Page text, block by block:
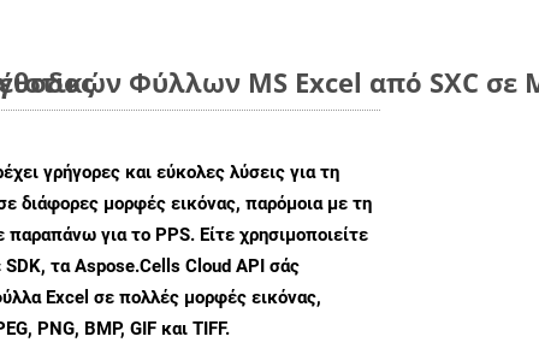
Φύλλων MS Excel από SXC
γρήγορες και εύκολες λύσεις για τη
διάφορες μορφές εικόνας, παρόμοια με τη
παραπάνω για το PPS. Είτε χρησιμοποιείτε
SDK, τα Aspose.Cells Cloud API σάς
Excel σε πολλές μορφές εικόνας,
PNG, BMP, GIF και TIFF.